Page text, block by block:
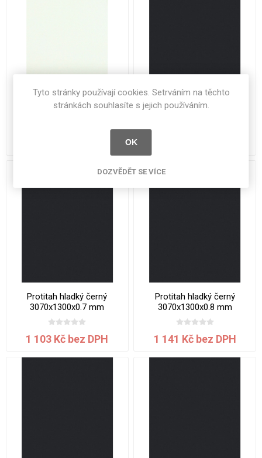
Protitah hladký bílý
4200x1300x0,8 mm
Protitah hladký černý
3050x1300x0.8 mm
Protitah hladký černý
3070x1300x0.7 mm
1 103 Kč bez DPH
Protitah hladký černý
3070x1300x0.8 mm
1 141 Kč bez DPH
Tyto stránky používají cookies. Setrváním na těchto
stránkách souhlasíte s jejich používáním.
OK
DOZVĚDĚT SE VÍCE